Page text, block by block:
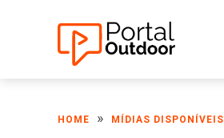
HOME » MÍDIAS DISPONÍVEIS